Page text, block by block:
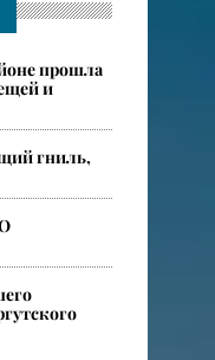
прошла
и
гниль,